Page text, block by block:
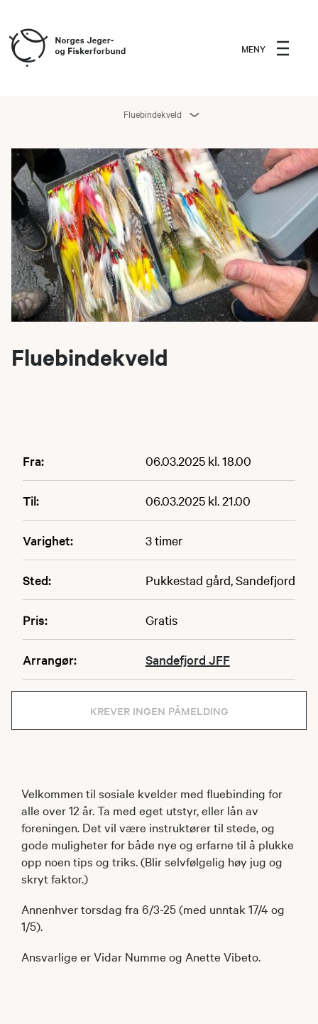
MENY
Fluebindekveld
Fluebindekveld
Fra: 06.03.2025 kl. 18.00
Til: 06.03.2025 kl. 21.00
Varighet: 3 timer
Sted: Pukkestad gård, Sandefjord
Pris: Gratis
Arrangør: Sandefjord JFF
KREVER INGEN PÅMELDING
Velkommen til sosiale kvelder med fluebinding for
alle over 12 år. Ta med eget utstyr, eller lån av
foreningen. Det vil være instruktører til stede, og
gode muligheter for både nye og erfarne til å plukke
opp noen tips og triks. (Blir selvfølgelig høy jug og
skryt faktor.)
Annenhver torsdag fra 6/3-25 (med unntak 17/4 og
1/5).
Ansvarlige er Vidar Numme og Anette Vibeto.